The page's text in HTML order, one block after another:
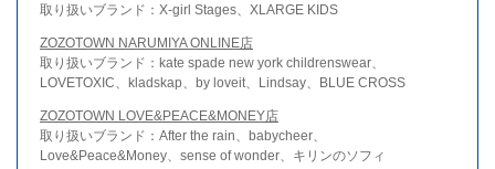
取り扱いブランド：X-girl Stages、XLARGE KIDS
ZOZOTOWN NARUMIYA ONLINE店
取り扱いブランド：kate spade new york childrenswear、
LOVETOXIC、kladskap、by loveit、Lindsay、BLUE CROSS
ZOZOTOWN LOVE&PEACE&MONEY店
取り扱いブランド：After the rain、babycheer、
Love&Peace&Money、sense of wonder、キリンのソフィ